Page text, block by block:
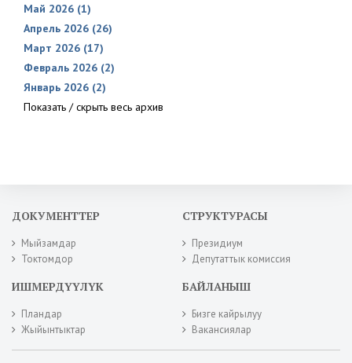
Май 2026 (1)
Апрель 2026 (26)
Март 2026 (17)
Февраль 2026 (2)
Январь 2026 (2)
Показать / скрыть весь архив
ДОКУМЕНТТЕР
Мыйзамдар
Токтомдор
СТРУКТУРАСЫ
Президиум
Депутаттык комиссия
ИШМЕРДҮҮЛҮК
Пландар
Жыйынтыктар
БАЙЛАНЫШ
Бизге кайрылуу
Вакансиялар